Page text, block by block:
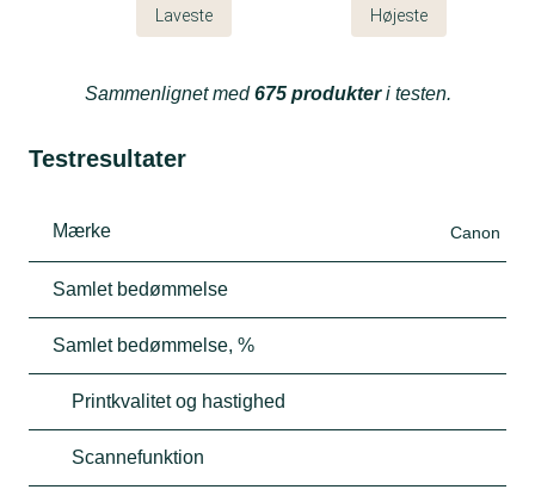
Laveste Højeste
Sammenlignet med675 produkteri testen.
Testresultater
Mærke Canon
Samlet bedømmelse
Samlet bedømmelse, %
Printkvalitet og hastighed
Scannefunktion